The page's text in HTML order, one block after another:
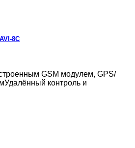
8C
GSM модулем, GPS/
контроль и